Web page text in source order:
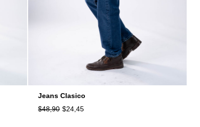
Jeans Clasico
$48,90 $24,45